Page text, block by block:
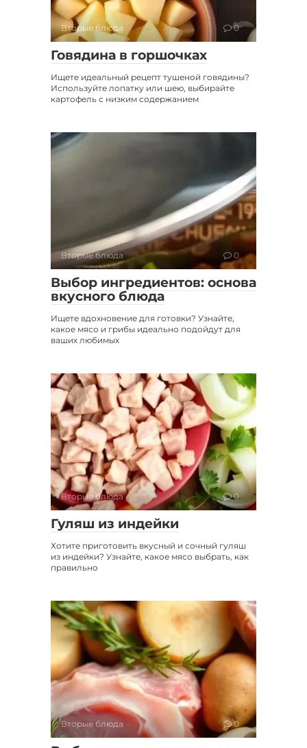
Вторые блюда 0
Говядина в горшочках
Ищете идеальный рецепт тушеной говядины?
Используйте лопатку или шею, выбирайте
картофель с низким содержанием
Вторые блюда 0
Выбор ингредиентов: основа
вкусного блюда
Ищете вдохновение для готовки? Узнайте,
какое мясо и грибы идеально подойдут для
ваших любимых
Вторые блюда 0
Гуляш из индейки
Хотите приготовить вкусный и сочный гуляш
из индейки? Узнайте, какое мясо выбрать, как
правильно
Вторые блюда 0